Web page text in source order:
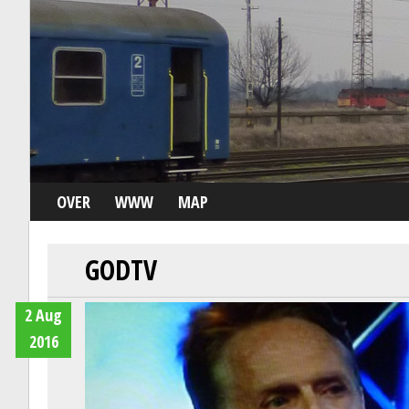
OVER WWW MAP
GODTV
2 Aug
2016